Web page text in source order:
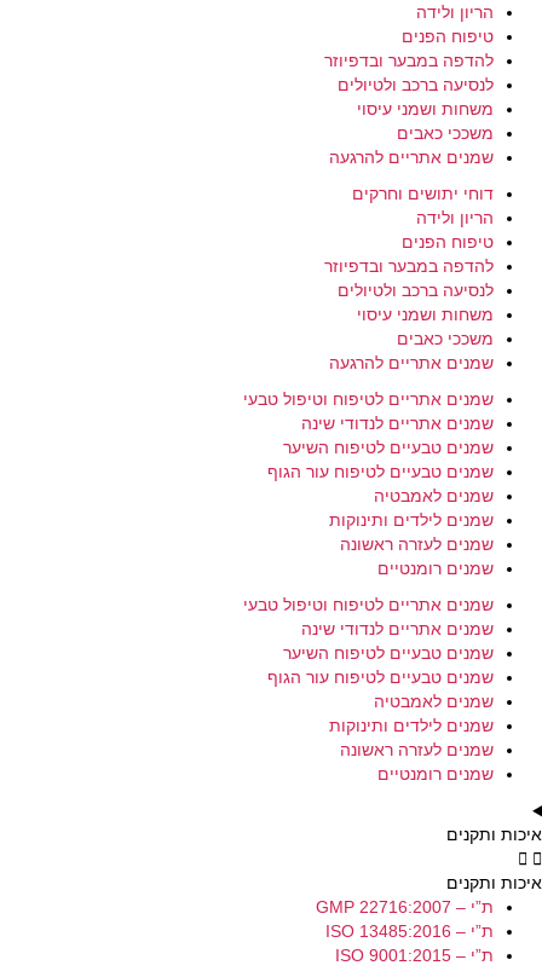
הריון ולידה
טיפוח הפנים
להדפה במבער ובדפיוזר
לנסיעה ברכב ולטיולים
משחות ושמני עיסוי
משככי כאבים
שמנים אתריים להרגעה
דוחי יתושים וחרקים
הריון ולידה
טיפוח הפנים
להדפה במבער ובדפיוזר
לנסיעה ברכב ולטיולים
משחות ושמני עיסוי
משככי כאבים
שמנים אתריים להרגעה
שמנים אתריים לטיפוח וטיפול טבעי
שמנים אתריים לנדודי שינה
שמנים טבעיים לטיפוח השיער
שמנים טבעיים לטיפוח עור הגוף
שמנים לאמבטיה
שמנים לילדים ותינוקות
שמנים לעזרה ראשונה
שמנים רומנטיים
שמנים אתריים לטיפוח וטיפול טבעי
שמנים אתריים לנדודי שינה
שמנים טבעיים לטיפוח השיער
שמנים טבעיים לטיפוח עור הגוף
שמנים לאמבטיה
שמנים לילדים ותינוקות
שמנים לעזרה ראשונה
שמנים רומנטיים
איכות ותקנים
איכות ותקנים
ת”י – GMP 22716:2007
ת”י – ISO 13485:2016
ת”י – ISO 9001:2015